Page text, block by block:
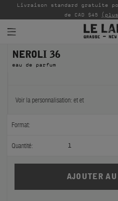
PARFUMS
INTÉRIEUR
BODY — HAIR — FACE
GROOMING
ODDITIES
Livraison standard gratuite
de CAD $45
NEROLI 36
eau de parfum
Voir la personnalisation: etet
Format:
Quantité: 1